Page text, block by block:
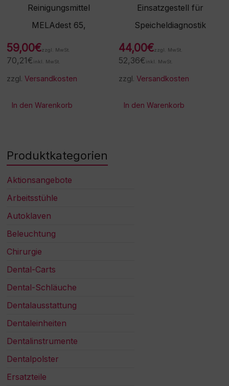
Reinigungsmittel
MELAdest 65,
59,00€zzgl. MwSt.
70,21€ inkl. MwSt.
zzgl.Versandkosten
In den Warenkorb
Einsatzgestell für
Speicheldiagnostik
44,00€zzgl. MwSt.
52,36€ inkl. MwSt.
zzgl.Versandkosten
In den Warenkorb
Produktkategorien
Aktionsangebote
Arbeitsstühle
Autoklaven
Beleuchtung
Chirurgie
Dental-Carts
Dental-Schläuche
Dentalausstattung
Dentaleinheiten
Dentalinstrumente
Dentalpolster
Ersatzteile